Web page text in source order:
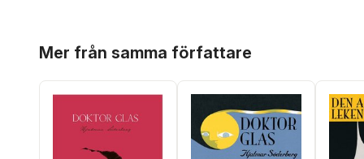
Mer från samma författare